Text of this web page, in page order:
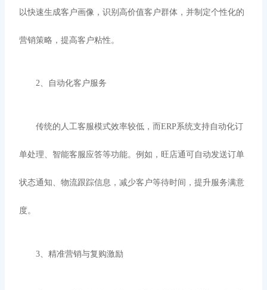
以快速生成客户画像，识别高价值客户群体，并制定个性化的
营销策略，提高客户粘性。
2、 自动化客户服务
传统的人工客服模式效率较低，而ERP系统支持自动化订
单处理、智能客服应答等功能。例如，旺店通可自动发送订单
状态通知、物流跟踪信息，减少客户等待时间，提升服务满意
度。
3、 精准营销与复购激励